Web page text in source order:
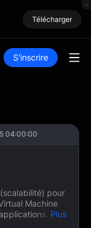
Télécharger
S'inscrire
04:00:00
pour
Machine
Plus